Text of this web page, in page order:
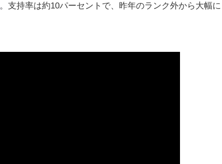
。支持率は約10パーセントで、昨年のランク外から大幅に